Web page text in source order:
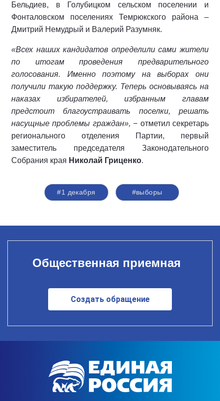
Бельдиев, в Голубицком сельском поселении и
Фонталовском поселениях Темрюкского района –
Дмитрий Немудрый и Валерий Разумняк.
«Всех наших кандидатов определили сами жители
по итогам проведения предварительного
голосования. Именно поэтому на выборах они
получили такую поддержку. Теперь основываясь на
наказах избирателей, избранным главам
предстоит благоустраивать поселки, решать
насущные проблемы граждан», − отметил секретарь
регионального отделения Партии, первый
заместитель председателя Законодательного
Собрания края Николай Гриценко.
#1 декабря #выборы
Общественная приемная
Создать обращение